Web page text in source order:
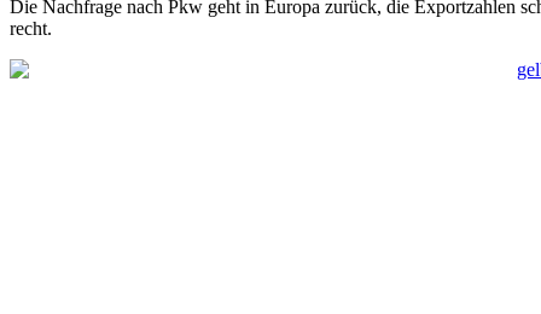
Die Nachfrage nach Pkw geht in Europa zurück, die Exportzahlen
recht.